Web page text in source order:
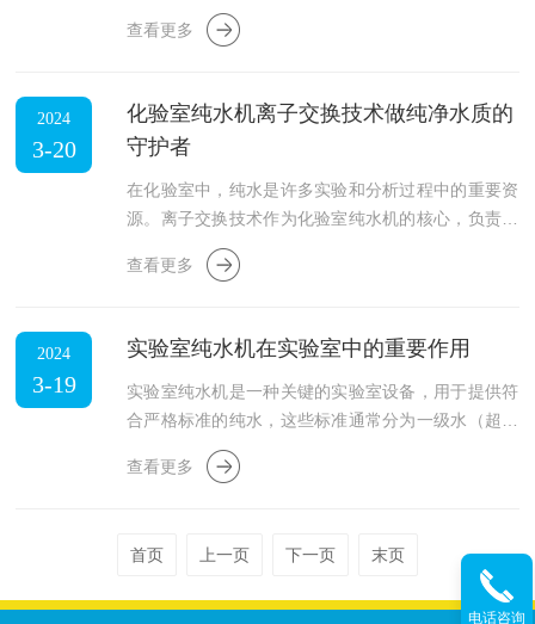
性能和可靠性。3.水质要求：不同的工业应用对纯水
的水质要求不同，例...
水中不离解的胶体物质、气体及有机物均去除至很低
程度的水处理设备。超纯水机又称做：超纯水器，超
欧，10兆欧以上的水才叫超纯水。好的超纯水出水能
达到18.25兆欧。实验室超纯水机大致分为预处理、
反渗透、离子交换、终端超滤四个单元。自来水先通
过预处理单元，去除水中较大的颗粒、悬浮物以及部
查看更多
2024
3-20
化验室纯水机离子交换技术做纯净水质的
守护者
在化验室中，纯水是许多实验和分析过程中的重要资
源。离子交换技术作为化验室纯水机的核心，负责去
除水中的离子和其他杂质，确保水质的纯净。纯水机
通过离子交换技术，有效地去除水中的离子，提供满
面带有可以与水中离子进行交换的功能团。这些功能
团可以是阳离子交换基团，如硫酸根（-SO3H）或羟
基（-OH），也可以是阴离子交换基团，如季胺盐（-
NR3+）。当含有钙、镁等阳离子的硬水通过阳离子
交换树脂时...
查看更多
2024
3-19
实验室纯水机在实验室中的重要作用
实验室纯水机是一种关键的实验室设备，用于提供符
合严格标准的纯水，这些标准通常分为一级水（超纯
水）、二级水和三级水；纯水机主要通过反渗透技术
来制备高纯度的水。以下是其工作原理的详细描述：
能影响反渗透膜效果的物质。2.反渗透系统：处理过
的水随后进入装有半透膜的反渗透装置。在这里，水
查看更多
首页 上一页 下一页 末页
电话咨询